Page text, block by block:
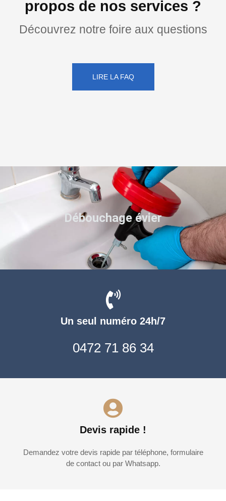
propos de nos services ?
Découvrez notre foire aux questions
LIRE LA FAQ
Un seul numéro 24h/7
0472 71 86 34
Devis rapide !
Demandez votre devis rapide par téléphone, formulaire
de contact ou par Whatsapp.
Débouchage évier